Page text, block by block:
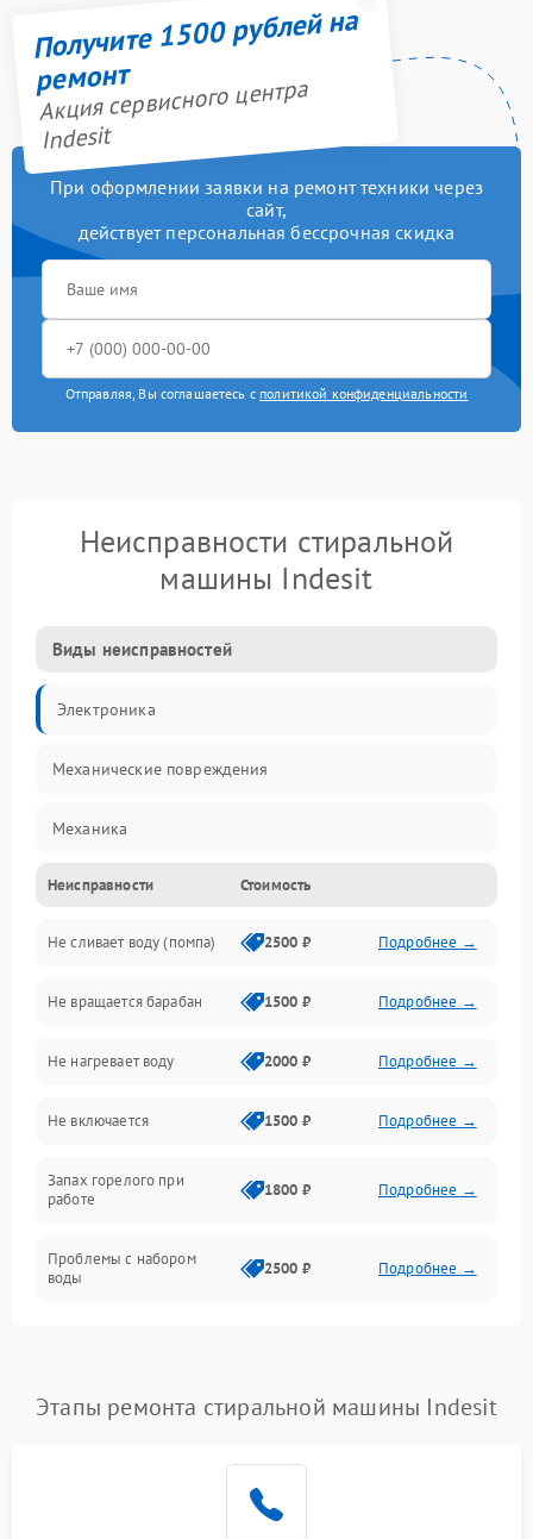
Получите 1500 рублей на
ремонт
Акция сервисного центра
Indesit
При оформлении заявки на ремонт техники через
сайт,
действует персональная бессрочная скидка
Отправляя, Вы соглашаетесь с политикой конфиденциальности
Неисправности стиральной
машины Indesit
Виды неисправностей
Электроника
Механические повреждения
Механика
Электропитание
Водоснабжение
Слив
Программное обеспечение
Неисправности Стоимость
Не сливает воду (помпа) 2500 ₽ Подробнее →
Не вращается барабан 1500 ₽ Подробнее →
Не нагревает воду 2000 ₽ Подробнее →
Не включается 1500 ₽ Подробнее →
Запах горелого при
работе
1800 ₽ Подробнее →
Проблемы с набором
воды
2500 ₽ Подробнее →
Подробнее →
Этапы ремонта стиральной машины Indesit